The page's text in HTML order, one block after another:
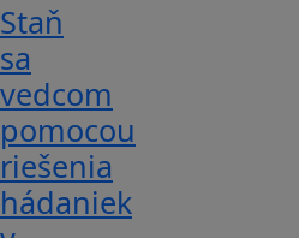
Staň
sa
vedcom
pomocou
riešenia
hádaniek